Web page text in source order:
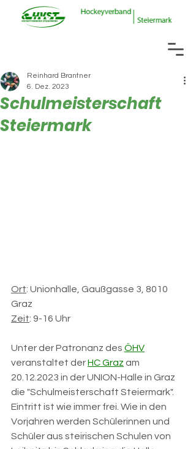
Schulmeisterschaft
Steiermark
Reinhard Brantner
6. Dez. 2023
Ort: Unionhalle, Gaußgasse 3, 8010
Graz
Zeit: 9-16 Uhr
Unter der Patronanz des ÖHV
veranstaltet der HC Graz am
20.12.2023 in der UNION-Halle in Graz
die "Schulmeisterschaft Steiermark".
Eintritt ist wie immer frei. Wie in den
Vorjahren werden Schülerinnen und
Schüler aus steirischen Schulen von